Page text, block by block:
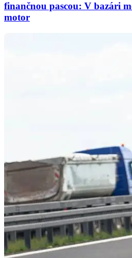
finančnou pascou: V bazári
motor